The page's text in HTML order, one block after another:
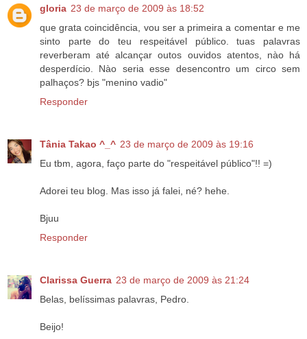
gloria 23 de março de 2009 às 18:52
que grata coincidência, vou ser a primeira a comentar e me
sinto parte do teu respeitável público. tuas palavras
reverberam até alcançar outos ouvidos atentos, nào há
desperdício. Nào seria esse desencontro um circo sem
palhaços? bjs "menino vadio"
Responder
Tânia Takao ^_^ 23 de março de 2009 às 19:16
Eu tbm, agora, faço parte do "respeitável público"!! =)
Adorei teu blog. Mas isso já falei, né? hehe.
Bjuu
Responder
Clarissa Guerra 23 de março de 2009 às 21:24
Belas, belíssimas palavras, Pedro.
Beijo!